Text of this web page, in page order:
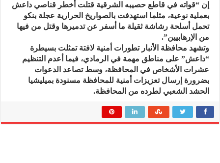
إن “قواته في قاطع حصيبه الشرقية قتلت أخطر قناصي داعش
بعملية نوعية، مثلما استهدفت بالصواريخ الحرارية عجلة بنكو
تحمل أسلحة رشاشة ثقيلة ما أسفر عن تدميرها وقتل من فيها
من الإرهابيين”.
وتشهد محافظة الأنبار تطورات أمنية لافتة تمثلت بسيطرة
“داعش” على مناطق مهمة في الرمادي، فيما أعدم التنظيم
عشرات الأشخاص في المحافظة، وسط تصاعد الدعوات
بضرورة إرسال تعزيزات أمنية للمحافظة مسنودة بميليشيا
الحشد الشعبي لطرده من المحافظة.